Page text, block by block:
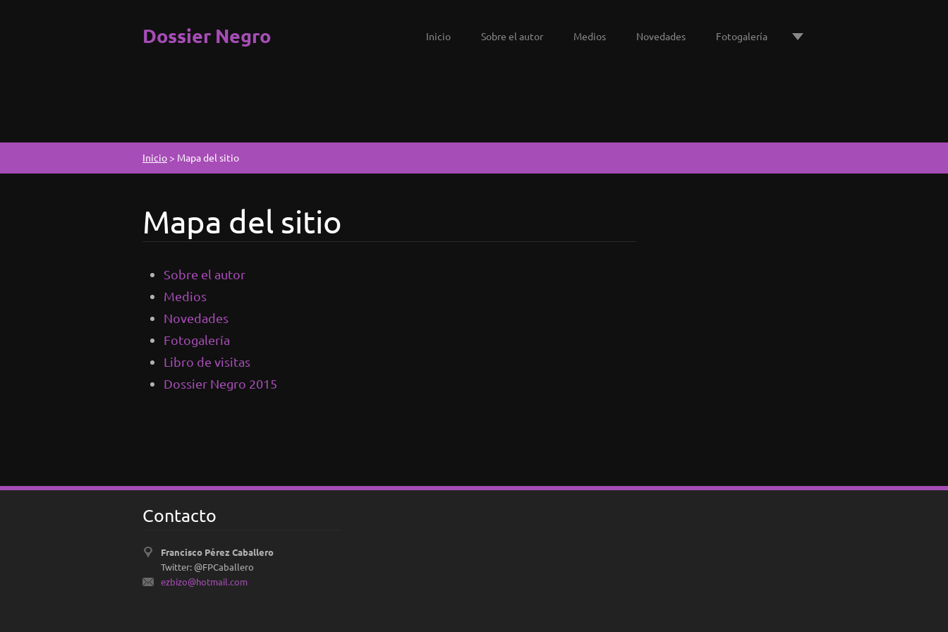
Dossier Negro Inicio Sobre el autor Medios Novedades Fotogalería
Inicio > Mapa del sitio
Mapa del sitio
Sobre el autor
Medios
Novedades
Fotogalería
Libro de visitas
Dossier Negro 2015
Contacto
Francisco Pérez Caballero
Twitter: @FPCaballero
ezbizo@hotmail.com